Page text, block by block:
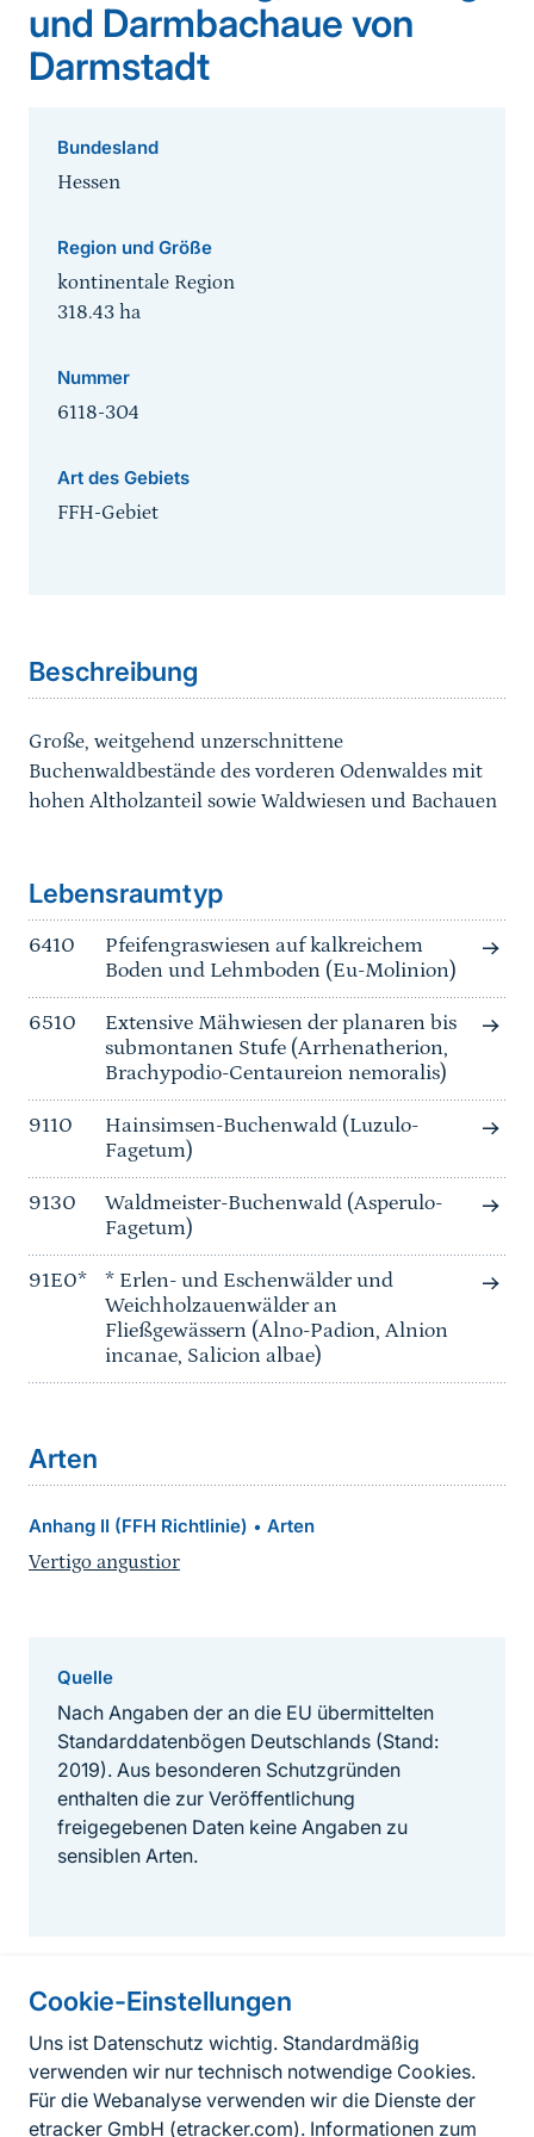
Cookie-Einstellungen
Uns ist Datenschutz wichtig. Standardmäßig
verwenden wir nur technisch notwendige Cookies.
Für die Webanalyse verwenden wir die Dienste der
etracker GmbH (etracker.com). Informationen zum
und Darmbachaue von
Darmstadt
Bundesland
Hessen
Region und Größe
kontinentale Region
318.43 ha
Nummer
6118-304
Art des Gebiets
FFH-Gebiet
Beschreibung
Große, weitgehend unzerschnittene
Buchenwaldbestände des vorderen Odenwaldes mit
hohen Altholzanteil sowie Waldwiesen und Bachauen
Lebensraumtyp
6410
Pfeifengraswiesen auf kalkreichem
Boden und Lehmboden (Eu-Molinion)
6510
Extensive Mähwiesen der planaren bis
submontanen Stufe (Arrhenatherion,
Brachypodio-Centaureion nemoralis)
9110
Hainsimsen-Buchenwald (Luzulo-
Fagetum)
9130
Waldmeister-Buchenwald (Asperulo-
Fagetum)
91E0*
* Erlen- und Eschenwälder und
Weichholzauenwälder an
Fließgewässern (Alno-Padion, Alnion
incanae, Salicion albae)
Arten
Anhang II (FFH Richtlinie) • Arten
Vertigo angustior
Quelle
Nach Angaben der an die EU übermittelten
Standarddatenbögen Deutschlands (Stand:
2019). Aus besonderen Schutzgründen
enthalten die zur Veröffentlichung
freigegebenen Daten keine Angaben zu
sensiblen Arten.
Informationen zur Seite
FußzeileKontakt zum BfN
Kontaktformular